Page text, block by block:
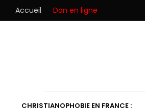
Accueil Don en ligne
CHRISTIANOPHOBIE EN FRANCE :